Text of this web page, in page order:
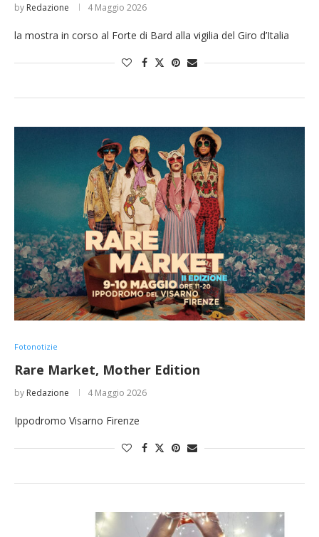
by Redazione 4 Maggio 2026
la mostra in corso al Forte di Bard alla vigilia del Giro d’Italia
Fotonotizie
Rare Market, Mother Edition
by Redazione 4 Maggio 2026
Ippodromo Visarno Firenze